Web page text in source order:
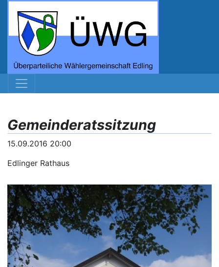
Gemeinderatssitzung
15.09.2016 20:00
Edlinger Rathaus